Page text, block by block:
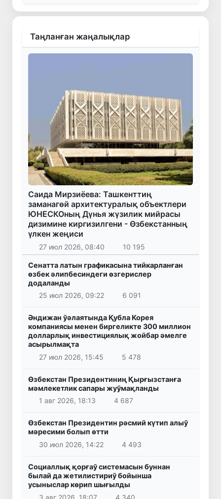
Таңланған жаңалықлар
Саида Мирзиёева: Ташкенттиң
заманагөй архитектуралық объектлери
ЮНЕСКОның Дүнья жүзилик мийрасы
дизимине киргизилгени - Өзбекстанның
үлкен жеңиси
27 июл 2026, 08:40 10 195
Сенатта латын графикасына тийкарланған
өзбек әлипбесиндеги өзгерислер
додаланды
25 июл 2026, 09:22
6 091
Әндижан ўәлаятында Қубла Корея
компаниясы менен биргеликте 300 миллион
долларлық инвестициялық жойбар әмелге
асырылмақта
27 июл 2026, 15:45
5 478
Өзбекстан Президентиниң Қырғызстанға
мәмлекетлик сапары жуўмақланды
1 авг 2026, 18:13
4 687
Өзбекстан Президентин рәсмий күтип алыў
мәресими болып өтти
30 июл 2026, 14:22
4 493
Социаллық қорғаў системасын буннан
былай да жетилистириў бойынша
усыныслар көрип шығылды
3 авг 2026, 18:07
4 340